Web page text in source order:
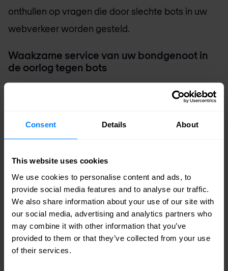
Consent Details About
This website uses cookies
We use cookies to personalise content and ads, to
provide social media features and to analyse our traffic.
We also share information about your use of our site with
our social media, advertising and analytics partners who
may combine it with other information that you’ve
provided to them or that they’ve collected from your use
of their services.
onthullen op vragen die door slechte bots in uw
webverkeer worden gesteld.
Waakzame service van uw bondgenoot in
de oorlog tegen bots
Als partner in de oorlog tegen bots, biedt Imperva
Imperva begrijpt dat elke aanval, op elk moment,
een bedreiging is voor het zakelijke
levensonderhoud. Imperva begrijpt het bot
probleem beter dan wie dan ook. Imperva's
analisten hebben meer jaren ervaring in het
bestrijden van slechte bots dan concurrerende
bot verdedigingsproducten hebben bestaan.